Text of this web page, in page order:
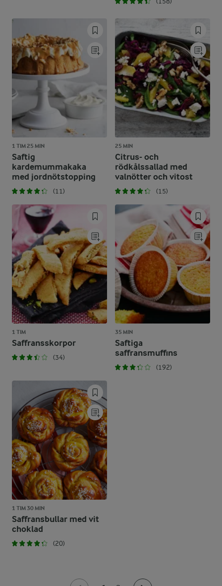
1 TIM 25 MIN
Saftig
kardemummakaka
med jordnötstopping
(11)
25 MIN
Citrus- och
rödkålssallad med
valnötter och vitost
(15)
1 TIM
Saffransskorpor
(34)
35 MIN
Saftiga
saffransmuffins
(192)
1 TIM 30 MIN
Saffransbullar med vit
choklad
(20)